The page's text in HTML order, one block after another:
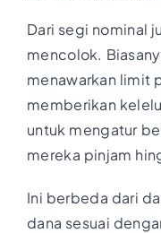
Dari segi nominal
mencolok.
menawarkan limit
memberikan
untuk mengatur
mereka pinjam
Ini berbeda dari
dana sesuai